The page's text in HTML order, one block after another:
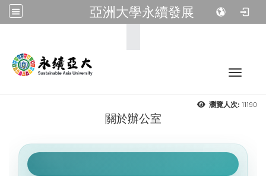
亞洲大學永續發展
Toggle
瀏覽人次: 11190
關於辦公室